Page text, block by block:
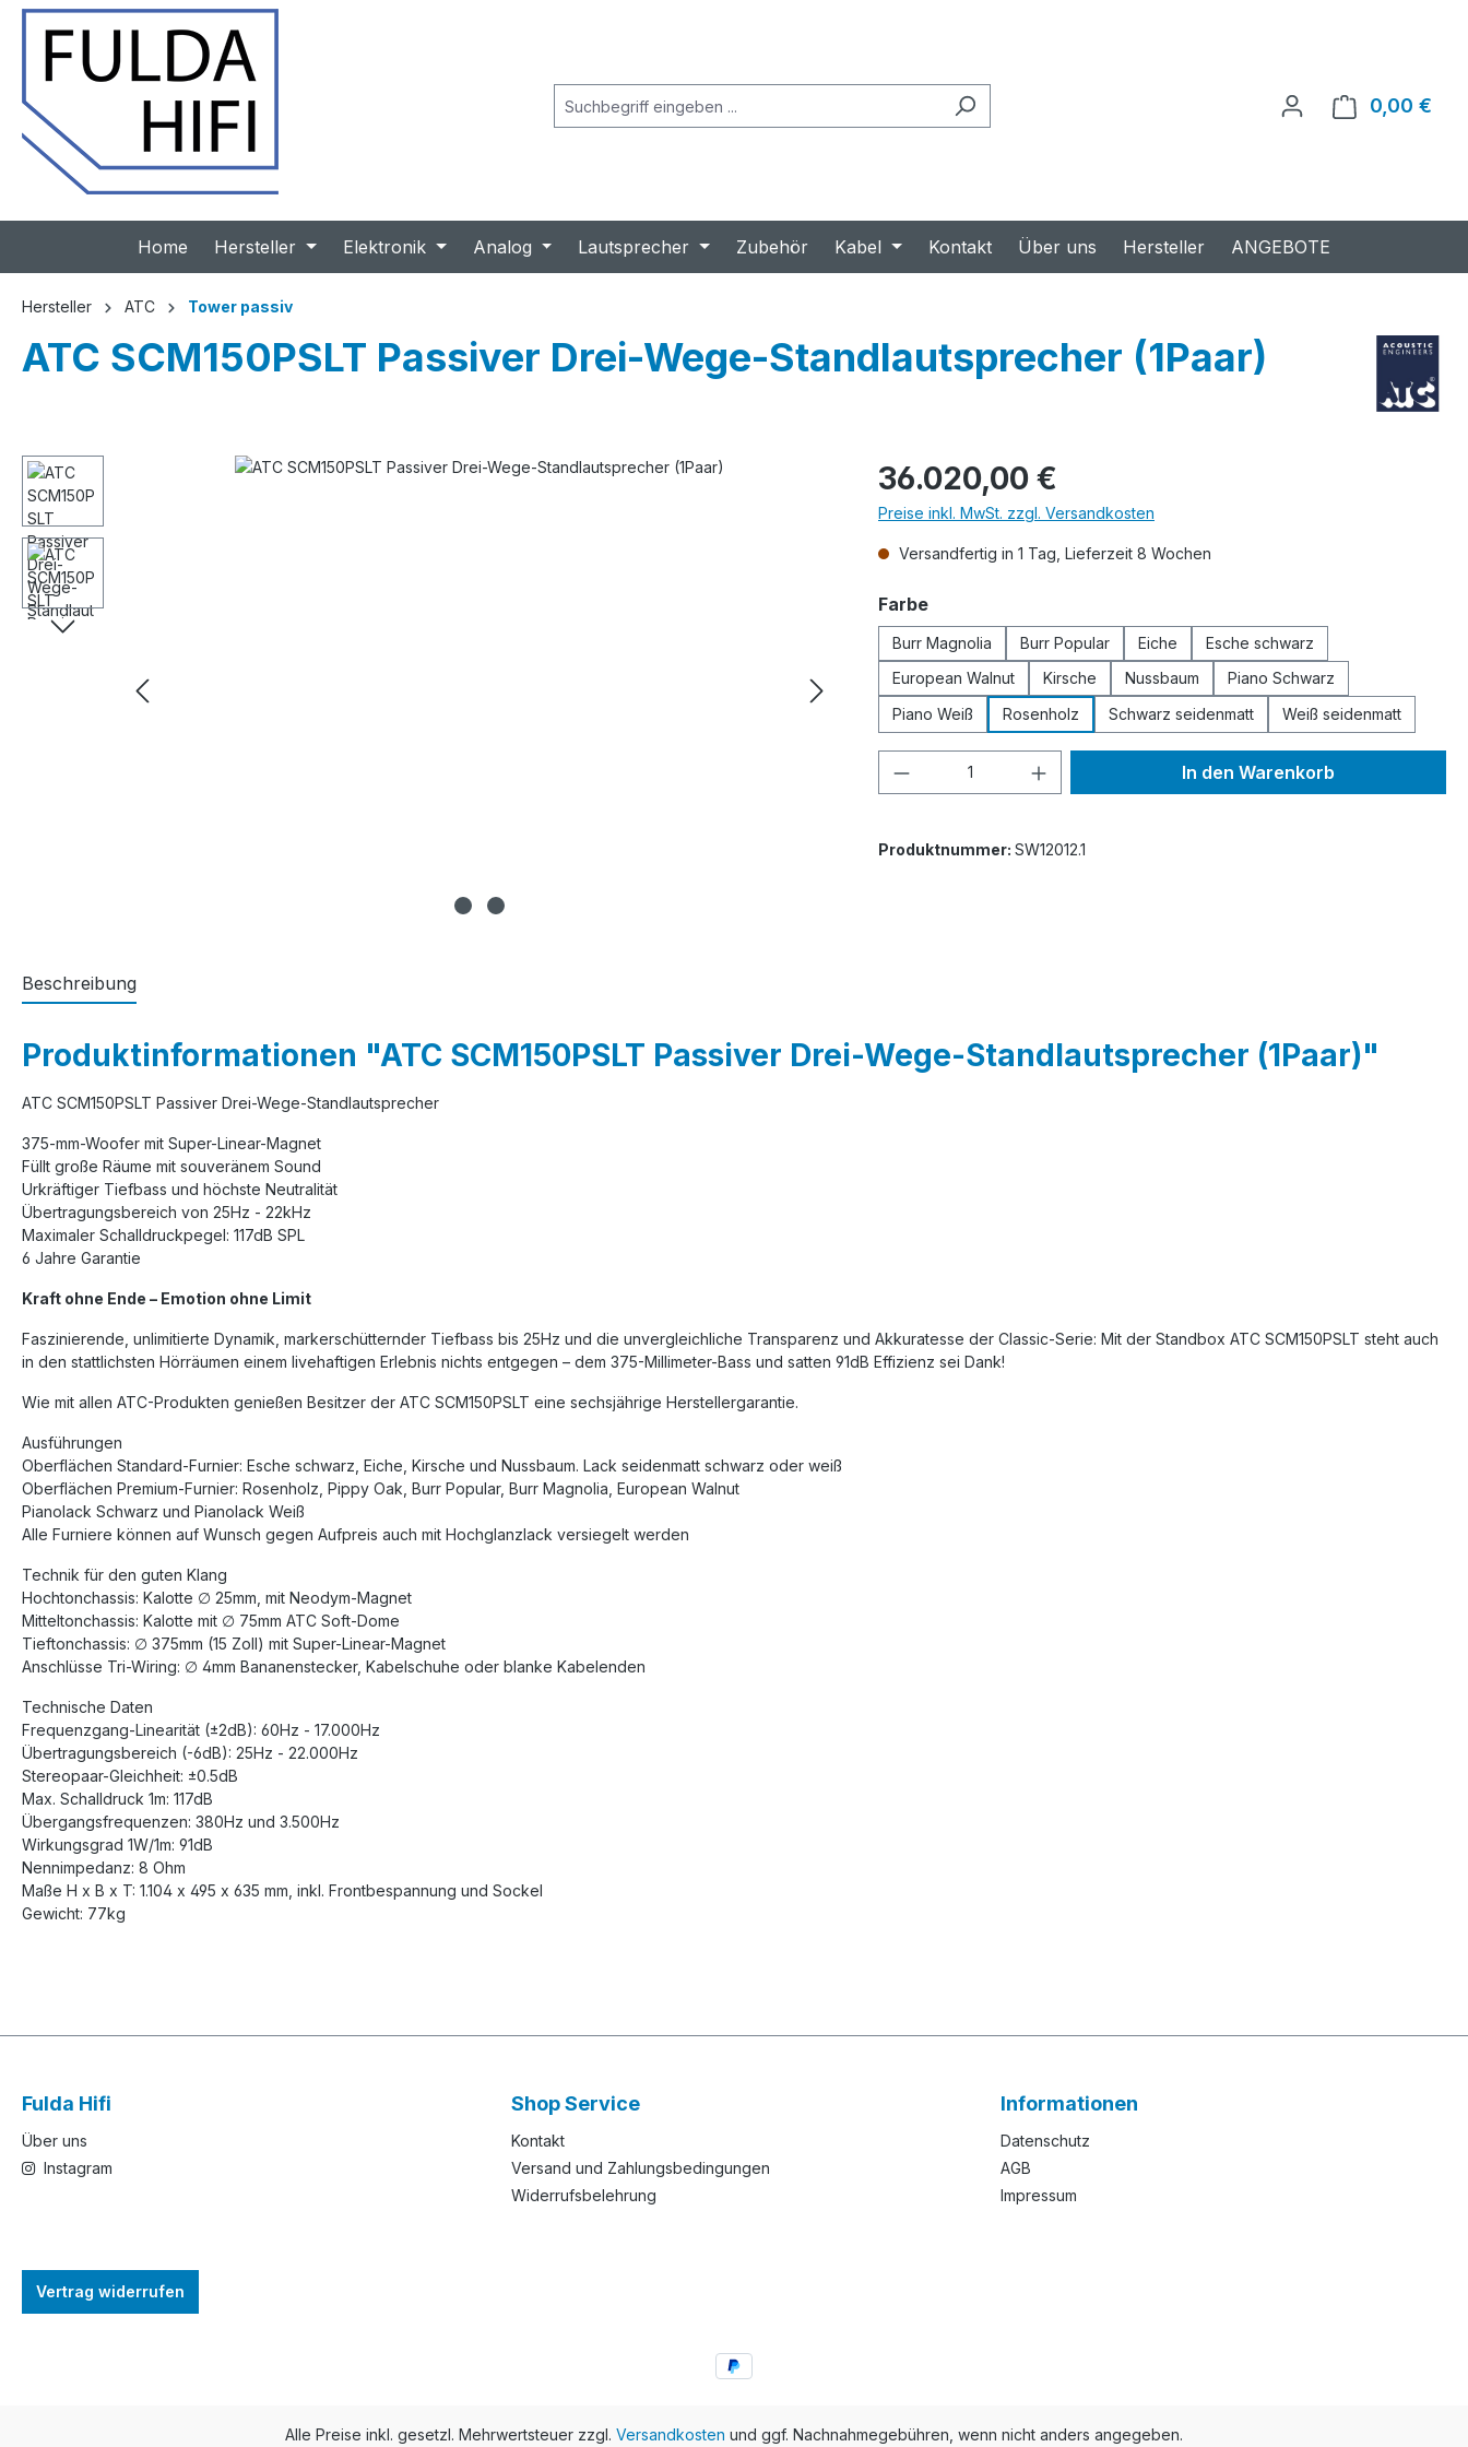
0,00 €
Home Hersteller Elektronik Analog Lautsprecher Zubehör Kabel Kontakt Über uns Hersteller ANGEBOTE
Hersteller ATC Tower passiv
ATC SCM150PSLT Passiver Drei-Wege-Standlautsprecher (1Paar)
Bildergalerie überspringen Regulärer Preis:
36.020,00 €
Preise inkl. MwSt. zzgl. Versandkosten
Versandfertig in 1 Tag, Lieferzeit 8 Wochen
Farbeauswählen
Burr Magnolia Burr Popular Eiche
Esche schwarz
European Walnut
Kirsche Nussbaum
Piano Schwarz
Piano Weiß
Rosenholz Schwarz seidenmatt Weiß seidenmatt
Produkt Anzahl: Gib den gewünschten Wert
In den Warenkorb
Produktnummer: SW12012.1
Beschreibung
Produktinformationen "ATC SCM150PSLT Passiver Drei-Wege-Standlautsprecher (1Paar)"
ATC SCM150PSLT Passiver Drei-Wege-Standlautsprecher
375-mm-Woofer mit Super-Linear-Magnet
Füllt große Räume mit souveränem Sound
Urkräftiger Tiefbass und höchste Neutralität
Übertragungsbereich von 25Hz - 22kHz
Maximaler Schalldruckpegel: 117dB SPL
6 Jahre Garantie
Kraft ohne Ende – Emotion ohne Limit
Faszinierende, unlimitierte Dynamik, markerschütternder Tiefbass bis 25Hz und die unvergleichliche Transparenz und Akkuratesse der Classic-Serie: Mit der Standbox ATC SCM150PSLT steht auch
in den stattlichsten Hörräumen einem livehaftigen Erlebnis nichts entgegen – dem 375-Millimeter-Bass und satten 91dB Effizienz sei Dank!
Wie mit allen ATC-Produkten genießen Besitzer der ATC SCM150PSLT eine sechsjährige Herstellergarantie.
Ausführungen
Oberflächen Standard-Furnier: Esche schwarz, Eiche, Kirsche und Nussbaum. Lack seidenmatt schwarz oder weiß
Oberflächen Premium-Furnier: Rosenholz, Pippy Oak, Burr Popular, Burr Magnolia, European Walnut
Pianolack Schwarz und Pianolack Weiß
Alle Furniere können auf Wunsch gegen Aufpreis auch mit Hochglanzlack versiegelt werden
Technik für den guten Klang
Hochtonchassis: Kalotte ∅ 25mm, mit Neodym-Magnet
Mitteltonchassis: Kalotte mit ∅ 75mm ATC Soft-Dome
Tieftonchassis: ∅ 375mm (15 Zoll) mit Super-Linear-Magnet
Anschlüsse Tri-Wiring: ∅ 4mm Bananenstecker, Kabelschuhe oder blanke Kabelenden
Technische Daten
Frequenzgang-Linearität (±2dB): 60Hz - 17.000Hz
Übertragungsbereich (-6dB): 25Hz - 22.000Hz
Stereopaar-Gleichheit: ±0.5dB
Max. Schalldruck 1m: 117dB
Übergangsfrequenzen: 380Hz und 3.500Hz
Wirkungsgrad 1W/1m: 91dB
Nennimpedanz: 8 Ohm
Maße H x B x T: 1.104 x 495 x 635 mm, inkl. Frontbespannung und Sockel
Gewicht: 77kg
Fulda Hifi
Über uns
Instagram
Shop Service
Kontakt
Versand und Zahlungsbedingungen
Widerrufsbelehrung
Informationen
Datenschutz
AGB
Impressum
Vertrag widerrufen
Alle Preise inkl. gesetzl. Mehrwertsteuer zzgl. Versandkosten und ggf. Nachnahmegebühren, wenn nicht anders angegeben.